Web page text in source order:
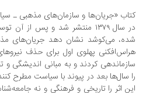
«جریان‌ها و سازمان‌های مذهبی ـ سیاسی
در سال ۱۳۷۹ منتشر شد و پس از آن توسط
می‌کوشد نشان دهد جریان‌های مذهبی
پهلوی اول برای حذف نیروهای
کردند و به مبانی اندیشگی و تفکر
سال‌ها بعد در پیوند با سیاست مطرح کنند.
اثر را تاریخی و فرهنگی و نه جامعه‌شناسانه